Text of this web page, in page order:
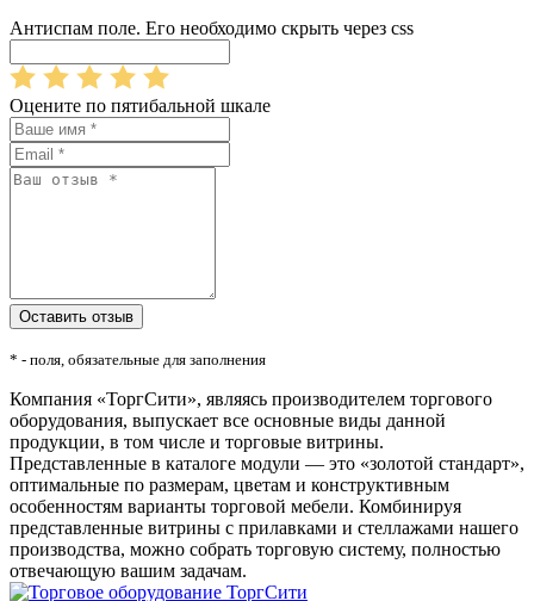
Антиспам поле. Его необходимо скрыть через css
Оцените по пятибальной шкале
* - поля, обязательные для заполнения
Компания «ТоргСити», являясь производителем торгового
оборудования, выпускает все основные виды данной
продукции, в том числе и торговые витрины.
Представленные в каталоге модули — это «золотой стандарт»,
оптимальные по размерам, цветам и конструктивным
особенностям варианты торговой мебели. Комбинируя
представленные витрины с прилавками и стеллажами нашего
производства, можно собрать торговую систему, полностью
отвечающую вашим задачам.